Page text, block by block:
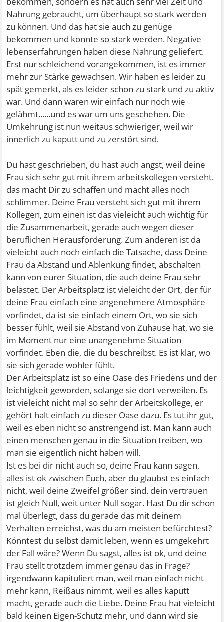
Nahrung gebraucht, um überhaupt so stark werden
zu können. Und das hat sie auch zu genüge
bekommen und konnte so stark werden. Negative
lebenserfahrungen haben diese Nahrung geliefert.
Erst nur schleichend vorangekommen, ist es immer
mehr zur Stärke gewachsen. Wir haben es leider zu
spät gemerkt, als es leider schon zu stark und zu aktiv
war. Und dann waren wir einfach nur noch wie
gelähmt......und es war um uns geschehen. Die
Umkehrung ist nun weitaus schwieriger, weil wir
innerlich zu kaputt und zu zerstört sind.
Du hast geschrieben, du hast auch angst, weil deine
Frau sich sehr gut mit ihrem arbeitskollegen versteht.
das macht Dir zu schaffen und macht alles noch
schlimmer. Deine Frau versteht sich gut mit ihrem
Kollegen, zum einen ist das vieleicht auch wichtig für
die Zusammenarbeit, gerade auch wegen dieser
beruflichen Herausforderung. Zum anderen ist da
vieleicht auch noch einfach die Tatsache, dass Deine
Frau da Abstand und Ablenkung findet, abschalten
kann von eurer Situation, die auch deine Frau sehr
belastet. Der Arbeitsplatz ist vieleicht der Ort, der für
deine Frau einfach eine angenehmere Atmosphäre
vorfindet, da ist sie einfach einem Ort, wo sie sich
besser fühlt, weil sie Abstand von Zuhause hat, wo sie
im Moment nur eine unangenehme Situation
vorfindet. Eben die, die du beschreibst. Es ist klar, wo
sie sich gerade wohler fühlt.
Der Arbeitsplatz ist so eine Oase des Friedens und der
leichtigkeit geworden, solange sie dort verweilen. Es
ist vieleicht nicht mal so sehr der Arbeitskollege, er
gehört halt einfach zu dieser Oase dazu. Es tut ihr gut,
weil es eben nicht so anstrengend ist. Man kann auch
einen menschen genau in die Situation treiben, wo
man sie eigentlich nicht haben will.
Ist es bei dir nicht auch so, deine Frau kann sagen,
alles ist ok zwischen Euch, aber du glaubst es einfach
nicht, weil deine Zweifel größer sind. dein vertrauen
ist gleich Null, weit unter Null sogar. Hast Du dir schon
mal überlegt, dass du gerade das mit deinem
Verhalten erreichst, was du am meisten befürchtest?
Könntest du selbst damit leben, wenn es umgekehrt
der Fall wäre? Wenn Du sagst, alles ist ok, und deine
Frau stellt trotzdem immer genau das in Frage?
irgendwann kapituliert man, weil man einfach nicht
mehr kann, Reißaus nimmt, weil es alles kaputt
macht, gerade auch die Liebe. Deine Frau hat vieleicht
bald keinen Eigen-Schutz mehr, und dann wird sie